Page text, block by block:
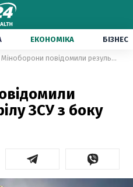
ЕКОНОМІКА БІЗНЕС
У Міноборони повідомили результат обстрілу ЗСУ з боку терористів
ЗСУ з боку